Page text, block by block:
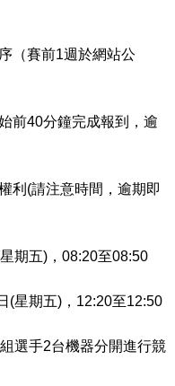
（賽前1週於網站公
前40分鐘完成報到，逾
利(請注意時間，逾期即
期五)，08:20至08:50
(星期五)，12:20至12:50
選手2台機器分開進行競